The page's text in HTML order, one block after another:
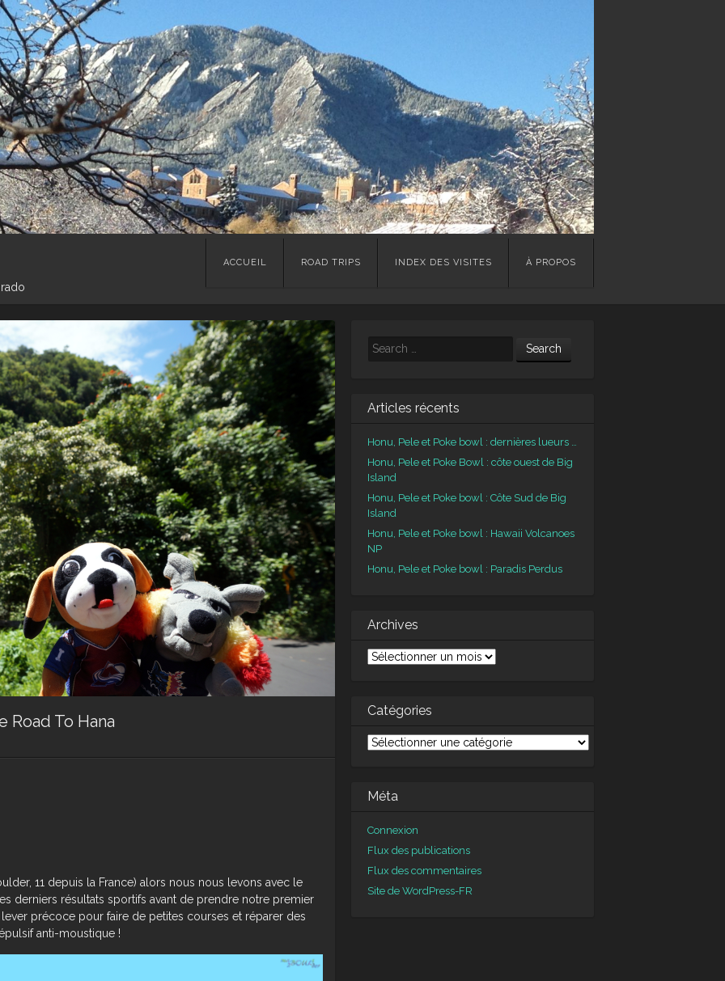
Skip
ACCUEIL ROAD TRIPS INDEX DES VISITES À PROPOS
Road To Hana
11 depuis la France) alors nous nous levons avec le
derniers résultats sportifs avant de prendre notre premier
précoce pour faire de petites courses et réparer des
anti-moustique !
Search
Articles récents
Honu, Pele et Poke bowl : dernières lueurs …
Honu, Pele et Poke Bowl : côte ouest de Big
Island
Honu, Pele et Poke bowl : Côte Sud de Big
Island
Honu, Pele et Poke bowl : Hawaii Volcanoes
NP
Honu, Pele et Poke bowl : Paradis Perdus
Archives
Archives
Catégories
Catégories
Méta
Connexion
Flux des publications
Flux des commentaires
Site de WordPress-FR